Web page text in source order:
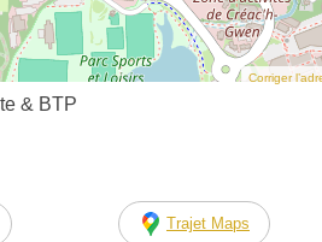
Corriger
& BTP
Trajet Maps